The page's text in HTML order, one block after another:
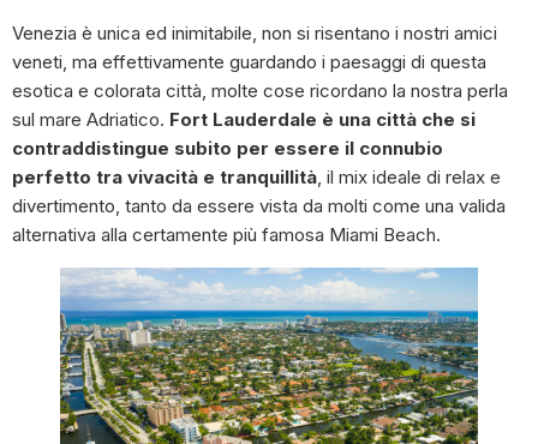
Venezia è unica ed inimitabile, non si risentano i nostri amici
veneti, ma effettivamente guardando i paesaggi di questa
esotica e colorata città, molte cose ricordano la nostra perla
sul mare Adriatico. Fort Lauderdale è una città che si
contraddistingue subito per essere il connubio
perfetto tra vivacità e tranquillità , il mix ideale di relax e
divertimento, tanto da essere vista da molti come una valida
alternativa alla certamente più famosa Miami Beach.